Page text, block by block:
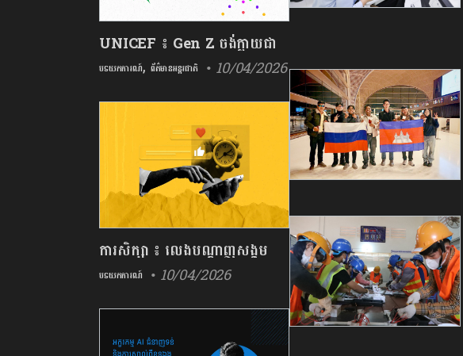
UNICEF ៖ Gen Z ចង់ក្លាយ​ជា​
ផ្នែក​មួយ​នៃ​ដំណោះស្រាយ​នៅ​ពេល​
និយាយ​ពីសុខភាព​ផ្លូវចិត្ត
បទយកការណ៍, ព័ត៌មានអន្តរជាតិ • 10/04/2026
ការសិក្សា ៖ លេងបណ្ដាញសង្គម
លើស៣ម៉ោងក្នុងមួយថ្ងៃ ប្រឈម
នឹងហានិភ័យជំងឺថប់បារម្ភ និងការ
បទយកការណ៍ • 10/04/2026